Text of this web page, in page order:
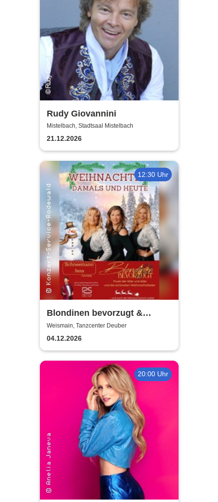
Rudy Giovannini
Mistelbach, Stadtsaal Mistelbach
21.12.2026
12:30 Uhr
Blondinen bevorzugt &
Ronny Söllner | Weihnachten
damals und heute
Weismain, Tanzcenter Deuber
04.12.2026
20:00 Uhr